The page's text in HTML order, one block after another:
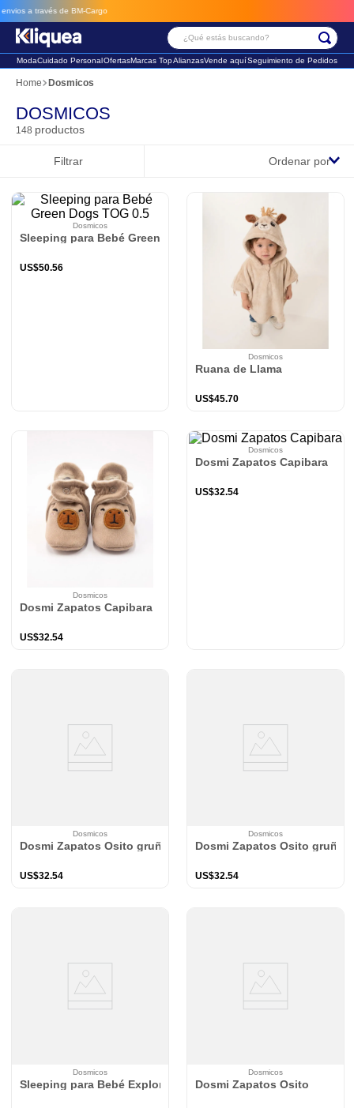
Cargo
¿Qué estás buscando?
ModaCuidado PersonalOfertasMarcas TopAlianzasVende aquíSeguimiento de Pedidos
Dosmicos
DOSMICOS
148 productos
Filtrar Ordenar por
Dosmicos
Sleeping para Bebé Green Dogs TOG 0.5
US$50.56
Dosmicos
Ruana de Llama
US$45.70
Dosmicos
Dosmi Zapatos Capibara
US$32.54
Dosmicos
Dosmi Zapatos Capibara
US$32.54
Dosmicos
Dosmi Zapatos Osito gruñon
US$32.54
Dosmicos
Dosmi Zapatos Osito gruñon
US$32.54
Dosmicos
Sleeping para Bebé Explorador Camel TOG 0.5
Dosmicos
Dosmi Zapatos Osito
Términos Más Buscados
1. faldas
2. sandalia
futbol